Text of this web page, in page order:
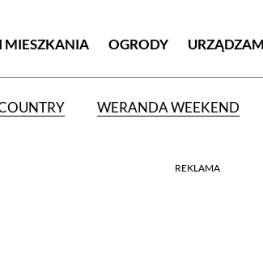
MIESZKANIA OGRODY
WERANDA WEEKEND
REKLAMA